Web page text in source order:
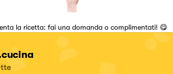
la ricetta: fai una domanda o complimentati! 😋